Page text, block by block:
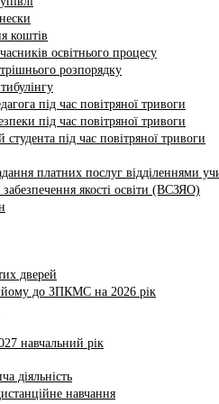
коштів
освітнього процесу
розпорядку
під час повітряної тривоги
під час повітряної тривоги
студента під час повітряної тривоги
платних послуг відділеннями
якості освіти (ВСЗЯО)
дверей
до ЗПКМС на 2026 рік
навчальний рік
діяльність
навчання